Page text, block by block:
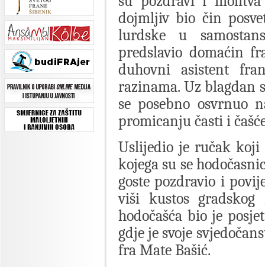
dojmljiv bio čin
lurdske u
predslavio domaćin
duhovni asistent
razinama. Uz blagdan
se posebno osvrnuo
promicanju časti i
Uslijedio je ručak
kojega su se
goste pozdravio i
viši kustos gradskog
hodočašća bio je
gdje je svoje
fra Mate Bašić.